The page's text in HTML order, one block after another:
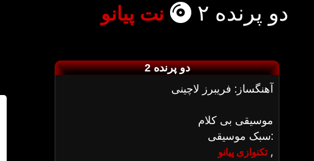
دو پرنده ۲ نت پیانو
دو پرنده 2
آهنگساز: فریبرز لاچینی
موسیقی بی کلام
سبک موسیقی:
تکنوازی پیانو,